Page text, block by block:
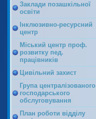
Заклади позашкільної
освіти
Інклюзивно-ресурсний
центр
Міський центр проф.
розвитку пед.
працівників
Цивільний захист
Група централізованого
господарського
обслуговування
План роботи відділу